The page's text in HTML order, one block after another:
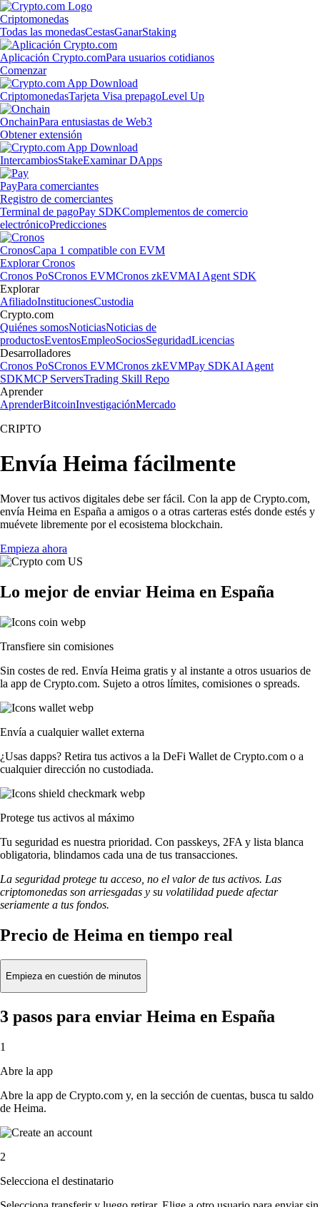
Criptomonedas
Todas las monedasCestasGanarStaking
Aplicación Crypto.comPara usuarios cotidianos
Comenzar
CriptomonedasTarjeta Visa prepagoLevel Up
OnchainPara entusiastas de Web3
Obtener extensión
IntercambiosStakeExaminar DApps
PayPara comerciantes
Registro de comerciantes
Terminal de pagoPay SDKComplementos de comercio
electrónicoPredicciones
CronosCapa 1 compatible con EVM
Explorar Cronos
Cronos PoSCronos EVMCronos zkEVMAI Agent SDK
Explorar
AfiliadoInstitucionesCustodia
Crypto.com
Quiénes somosNoticiasNoticias de
productosEventosEmpleoSociosSeguridadLicencias
Desarrolladores
Cronos PoSCronos EVMCronos zkEVMPay SDKAI Agent
SDKMCP ServersTrading Skill Repo
Aprender
AprenderBitcoinInvestigaciónMercado
CRIPTO
Envía Heima fácilmente
Mover tus activos digitales debe ser fácil. Con la app de Crypto.com,
envía Heima en España a amigos o a otras carteras estés donde estés y
muévete libremente por el ecosistema blockchain.
Empieza ahora
Lo mejor de enviar Heima en España
Transfiere sin comisiones
Sin costes de red. Envía Heima gratis y al instante a otros usuarios de
la app de Crypto.com. Sujeto a otros límites, comisiones o spreads.
Envía a cualquier wallet externa
¿Usas dapps? Retira tus activos a la DeFi Wallet de Crypto.com o a
cualquier dirección no custodiada.
Protege tus activos al máximo
Tu seguridad es nuestra prioridad. Con passkeys, 2FA y lista blanca
obligatoria, blindamos cada una de tus transacciones.
La seguridad protege tu acceso, no el valor de tus activos. Las
criptomonedas son arriesgadas y su volatilidad puede afectar
seriamente a tus fondos.
Precio de Heima en tiempo real
Empieza en cuestión de minutos
3 pasos para enviar Heima en España
1
Abre la app
Abre la app de Crypto.com y, en la sección de cuentas, busca tu saldo
de Heima.
2
Selecciona el destinatario